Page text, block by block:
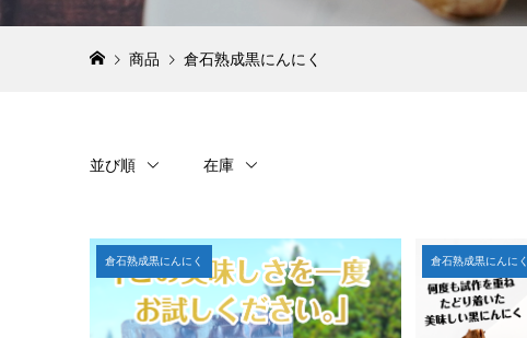
商品 倉石熟成黒にんにく
並び順 在庫
倉石熟成黒にんにく 倉石熟成黒にんにく